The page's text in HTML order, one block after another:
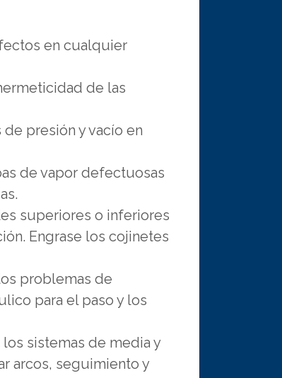
en cualquier
de las
presión y vacío en
de vapor defectuosas
superiores o inferiores
Engrase los cojinetes
problemas de
para el paso y los
sistemas de media y
arcos, seguimiento y